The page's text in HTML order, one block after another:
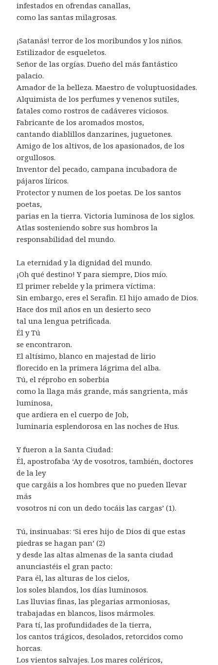
infestados en ofrendas canallas,
como las santas milagrosas.
¡Satanás! terror de los moribundos y los niños.
Estilizador de esqueletos.
Señor de las orgías. Dueño del más fantástico
palacio.
Amador de la belleza. Maestro de voluptuosidades.
Alquimista de los perfumes y venenos sutiles,
fatales como rostros de cadáveres viciosos.
Fabricante de los aromados mostos,
cantando diablillos danzarines, juguetones.
Amigo de los altivos, de los apasionados, de los
orgullosos.
Inventor del pecado, campana incubadora de
pájaros líricos.
Protector y numen de los poetas. De los santos
poetas,
parias en la tierra. Victoria luminosa de los siglos.
Atlas sosteniendo sobre sus hombros la
responsabilidad del mundo.
La eternidad y la dignidad del mundo.
¡Oh qué destino! Y para siempre, Dios mío.
El primer rebelde y la primera víctima:
Sin embargo, eres el Serafin. El hijo amado de Dios.
Hace dos mil años en un desierto seco
tal una lengua petrificada.
Él y Tú
se encontraron.
El altísimo, blanco en majestad de lirio
florecido en la primera lágrima del alba.
Tú, el réprobo en soberbia
como la llaga más grande, más sangrienta, más
luminosa,
que ardiera en el cuerpo de Job,
luminaria esplendorosa en las noches de Hus.
Y fueron a la Santa Ciudad:
Él, apostrofaba ‘Ay de vosotros, también, doctores
de la ley
que cargáis a los hombres que no pueden llevar
más
vosotros ni con un dedo tocáis las cargas’ (1).
Tú, insinuabas: ‘Si eres hijo de Dios di que estas
piedras se hagan pan’ (2)
y desde las altas almenas de la santa ciudad
anunciastéis el gran pacto:
Para él, las alturas de los cielos,
los soles blandos, los días luminosos.
Las lluvias finas, las plegarias armoniosas,
trabajadas en blancos, lisos mármoles.
Para tí, las profundidades de la tierra,
los cantos trágicos, desolados, retorcidos como
horcas.
Los vientos salvajes. Los mares coléricos,